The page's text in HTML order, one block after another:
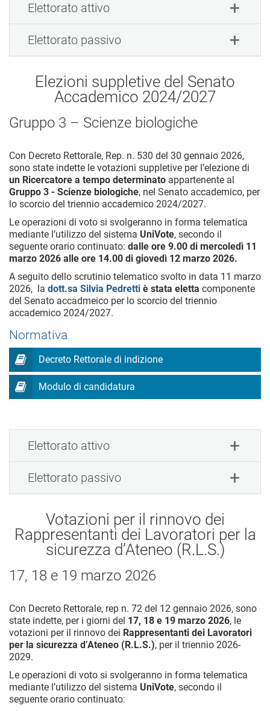
Elettorato attivo
Elettorato passivo
Elezioni suppletive del Senato
Accademico 2024/2027
Gruppo 3 – Scienze biologiche
Con Decreto Rettorale, Rep. n. 530 del 30 gennaio 2026,
sono state indette le votazioni suppletive per l’elezione di
un Ricercatore a tempo determinato appartenente al
Gruppo 3 - Scienze biologiche, nel Senato accademico, per
lo scorcio del triennio accademico 2024/2027.
Le operazioni di voto si svolgeranno in forma telematica
mediante l’utilizzo del sistema UniVote, secondo il
seguente orario continuato: dalle ore 9.00 di mercoledì 11
marzo 2026 alle ore 14.00 di giovedì 12 marzo 2026.
A seguito dello scrutinio telematico svolto in data 11 marzo
2026, la dott.sa Silvia Pedretti è stata eletta componente
del Senato accadmeico per lo scorcio del triennio
accademico 2024/2027.
Normativa
Decreto Rettorale di indizione
Modulo di candidatura
Elettorato attivo
Elettorato passivo
Votazioni per il rinnovo dei
Rappresentanti dei Lavoratori per la
sicurezza d’Ateneo (R.L.S.)
17, 18 e 19 marzo 2026
Con Decreto Rettorale, rep n. 72 del 12 gennaio 2026, sono
state indette, per i giorni del 17, 18 e 19 marzo 2026, le
votazioni per il rinnovo dei Rappresentanti dei Lavoratori
per la sicurezza d’Ateneo (R.L.S.), per il triennio 2026-
2029.
Le operazioni di voto si svolgeranno in forma telematica
mediante l’utilizzo del sistema UniVote, secondo il
seguente orario continuato: